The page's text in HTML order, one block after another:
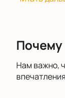
Миллер
предлагает
Нам важно,
впечатления